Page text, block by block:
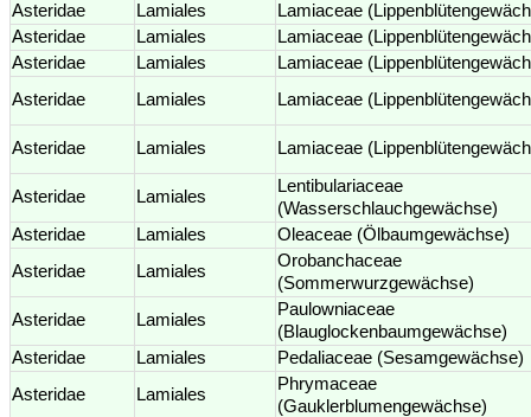
Asteridae
Lamiales
Lamiaceae
Asteridae
Lamiales
Lamiaceae
Asteridae
Lamiales
Lamiaceae
Asteridae
Lamiales Lamiaceae
Asteridae Lamiales Lamiaceae
Asteridae Lamiales
Lentibulariaceae
(Wasserschlauchgewächse)
Asteridae
Lamiales
Oleaceae (Ölbaumgewächse)
Asteridae
Lamiales
Orobanchaceae
(Sommerwurzgewächse)
Asteridae
Lamiales
Paulowniaceae
(Blauglockenbaumgewächse)
Asteridae
Lamiales
Pedaliaceae (Sesamgewächse)
Asteridae
Lamiales
Phrymaceae
(Gauklerblumengewächse)